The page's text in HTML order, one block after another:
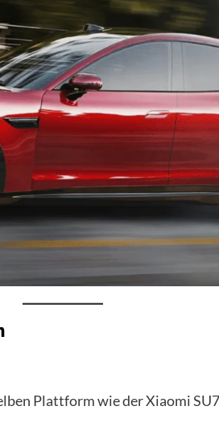
Plattform wie der Xiaomi